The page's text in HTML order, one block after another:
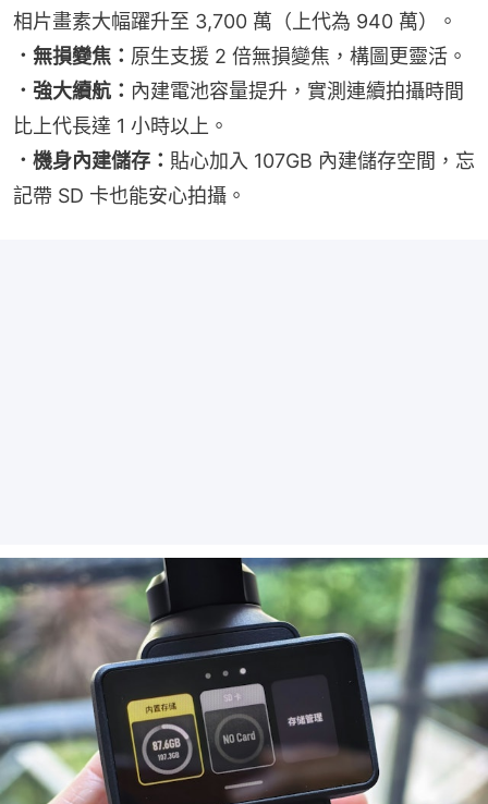
相片畫素大幅躍升至 3,700 萬（上代為 940 萬）。
．無損變焦： 原生支援 2 倍無損變焦，構圖更靈活。
．強大續航： 內建電池容量提升，實測連續拍攝時間
比上代長達 1 小時以上。
．機身內建儲存： 貼心加入 107GB 內建儲存空間，忘
記帶 SD 卡也能安心拍攝。